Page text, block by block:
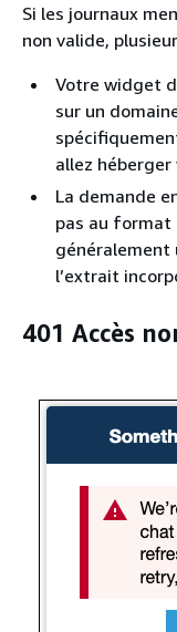
Si les journaux
non valide,
Votre widget
sur un
allez
La demande
pas au format
généralement
l’extrait
401 Accès